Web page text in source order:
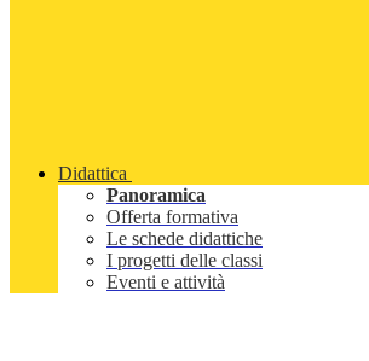
Didattica
Panoramica
Offerta formativa
Le schede didattiche
I progetti delle classi
Eventi e attività